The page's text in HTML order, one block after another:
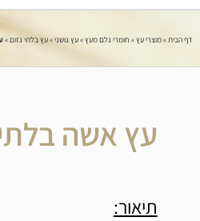
דף הבית»מוצרי עץ» חומרי גלם מעץ»עץ גושני»עץ בלתי גזום»
עץ אשה
תיאור: